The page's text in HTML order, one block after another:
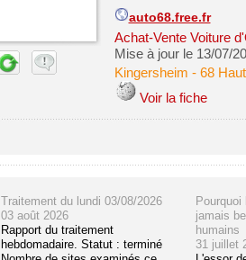
auto68.free.fr
Achat-Vente Voiture
Mise à jour le 13/07/
Kingersheim - 68
Voir la fiche
Traitement du lundi 03/08/2026
03 août 2026
Rapport du traitement
hebdomadaire. Statut : terminé
jamais
humains
31 juillet